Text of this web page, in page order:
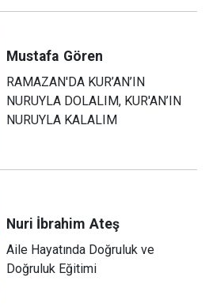
Mustafa Gören
RAMAZAN'DA KUR’AN’IN
NURUYLA DOLALIM, KUR'AN’IN
NURUYLA KALALIM
Nuri İbrahim Ateş
Aile Hayatında Doğruluk ve
Doğruluk Eğitimi